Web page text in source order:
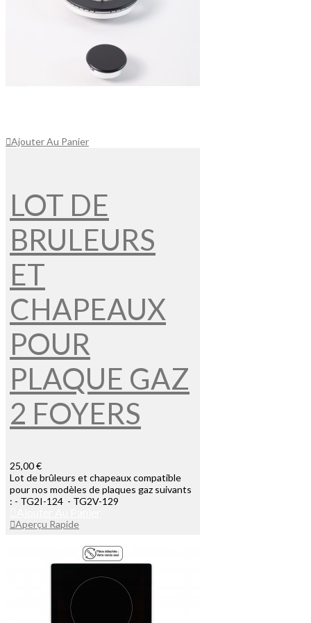
Ajouter Au Panier
LOT DE
BRULEURS
ET
CHAPEAUX
POUR
PLAQUE GAZ
2 FOYERS
25,00 €
Lot de brûleurs et chapeaux compatible
pour nos modèles de plaques gaz suivants
: - TG2I-124 - TG2V-129
Aperçu Rapide